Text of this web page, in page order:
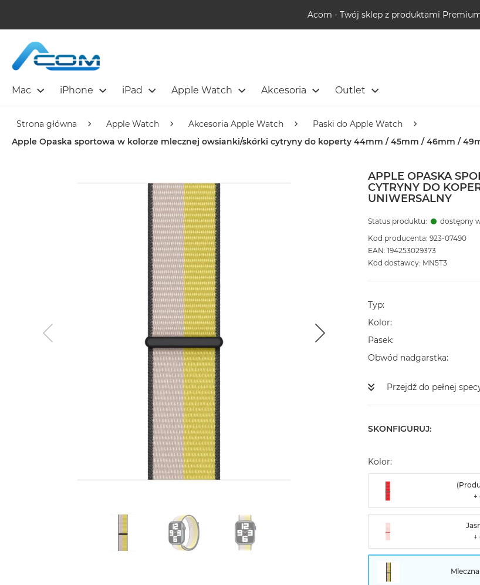
Acom - Twój sklep z produktami
Mac iPhone iPad Apple Watch Akcesoria Outlet
Strona główna Apple Watch Akcesoria Apple Watch
Paski do Apple Watch
Apple Opaska sportowa w kolorze mlecznej owsianki/skórki cytryny do koperty 44mm / 45mm / 46mm /
APPLE OPASKA
CYTRYNY DO
UNIWERSALNY
Status produktu:
dostępny
Kod producenta: 923-07490
EAN: 194253029373
Kod dostawcy: MN5T3
Typ
Kolor
Pasek
Obwód nadgarstka
Przejdź do pełnej
SKONFIGURUJ:
Kolor: